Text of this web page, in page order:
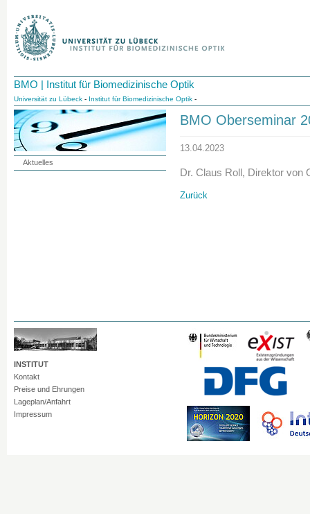
BMO | Institut für Biomedizinische Optik
Universität zu Lübeck - Institut für Biomedizinische Optik -
BMO Oberseminar
13.04.2023
Dr. Claus Roll, Direktor von
Zurück
Aktuelles
INSTITUT
Kontakt
Preise und Ehrungen
Lageplan/Anfahrt
Impressum